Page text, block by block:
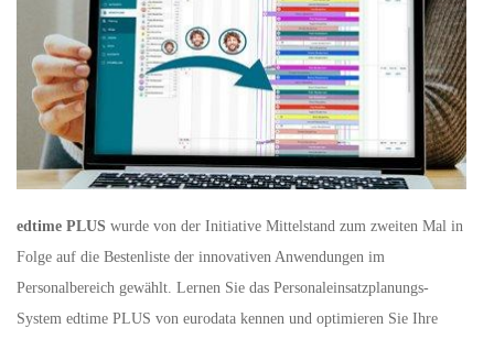
edtime PLUS wurde von der Initiative Mittelstand zum zweiten Mal in
Folge auf die Bestenliste der innovativen Anwendungen im
Personalbereich gewählt. Lernen Sie das Personaleinsatzplanungs-
System edtime PLUS von eurodata kennen und optimieren Sie Ihre